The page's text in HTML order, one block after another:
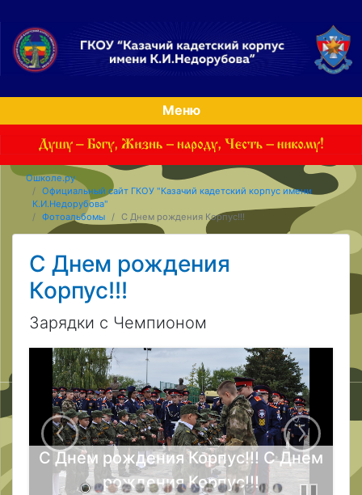
Меню
Ошколе.ру
Официальный сайт ГКОУ "Казачий кадетский корпус имени
К.И.Недорубова"
Фотоальбомы
С Днем рождения Корпус!!!
С Днем рождения
Корпус!!!
Зарядки с Чемпионом
С Днем рождения Корпус!!! С Днем
рождения Корпус!!!